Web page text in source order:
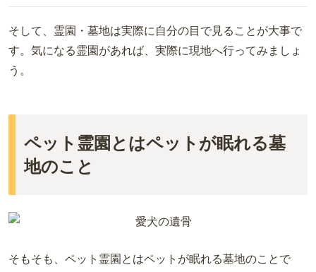
新潟
長野
滋賀
奈良
鳥取
愛媛
徳島
大分
宮崎
長崎
鹿児島
沖縄
そして、霊園・墓地は実際に自分の目で見ることが大事で
す。気になる霊園があれば、実際に現地へ行ってみましょ
う。
ペット霊園とはペットが眠れる墓
地のこと
そもそも、ペット霊園とはペットが眠れる墓地のことで